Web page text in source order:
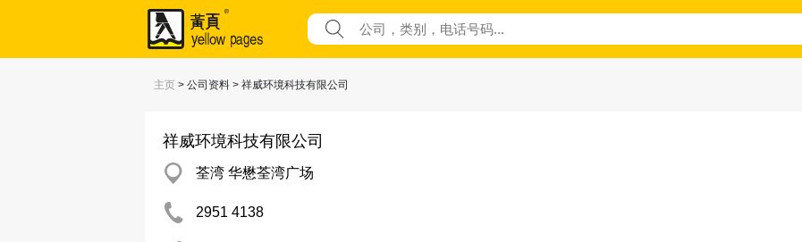
主页 > 公司资料 > 祥威环境科技有限公司
祥威环境科技有限公司
荃湾 华懋荃湾广场
2951 4138